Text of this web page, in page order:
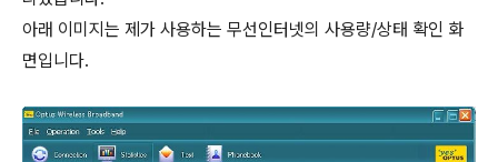
아래 이미지는 제가 사용하는 무선인터넷의 사용량/상태 확인 화
면입니다.